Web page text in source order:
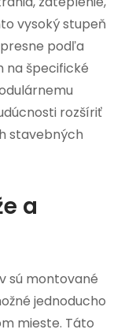
vysoký stupeň
podľa
na špecifické
rozšíriť
stavebných
a
sú montované
jednoducho
mieste. Táto